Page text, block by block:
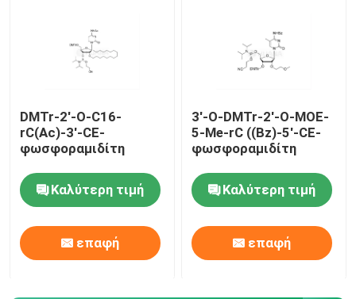
DMTr-2'-O-C16-
rC(Ac)-3'-CE-
φωσφοραμιδίτη
Καλύτερη τιμή
επαφή
3'-O-DMTr-2'-O-MOE-
5-Me-rC ((Bz)-5'-CE-
φωσφοραμιδίτη
Καλύτερη τιμή
επαφή